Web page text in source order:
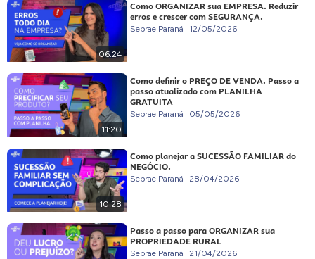
06:24
Como ORGANIZAR sua EMPRESA. Reduzir
erros e crescer com SEGURANÇA.
Sebrae Paraná 12/05/2026
11:20
Como definir o PREÇO DE VENDA. Passo a
passo atualizado com PLANILHA
GRATUITA
Sebrae Paraná 05/05/2026
10:28
Como planejar a SUCESSÃO FAMILIAR do
NEGÓCIO.
Sebrae Paraná 28/04/2026
Passo a passo para ORGANIZAR sua
PROPRIEDADE RURAL
Sebrae Paraná 21/04/2026